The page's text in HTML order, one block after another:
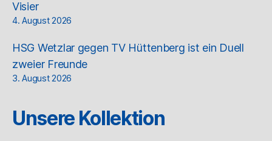
Visier
4. August 2026
HSG Wetzlar gegen TV Hüttenberg ist ein Duell
zweier Freunde
3. August 2026
Unsere Kollektion